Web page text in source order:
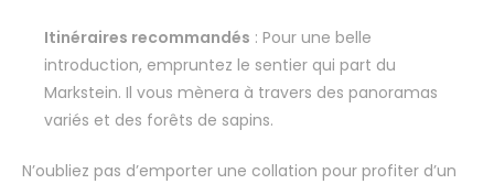
Itinéraires recommandés : Pour une belle
introduction, empruntez le sentier qui part du
Markstein. Il vous mènera à travers des panoramas
variés et des forêts de sapins.
N’oubliez pas d’emporter une collation pour profiter d’un